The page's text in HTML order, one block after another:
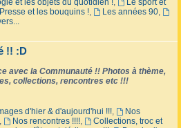
et les objets du quotidien !,
Le sport et
et les bouquins !, Les années 90,
!! :D
avec la Communauté !! Photos à thème,
collections, rencontres etc !!!
d'hier & d'aujourd'hui !!!,
Nos
, Nos rencontres !!!!,
Collections, troc et